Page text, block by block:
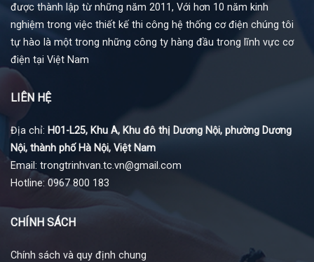
được thành lập từ những năm 2011, Với hơn 10 năm kinh
nghiệm trong việc thiết kế thi công hệ thống cơ điện chúng tôi
tự hào là một trong những công ty hàng đầu trong lĩnh vực cơ
điện tại Việt Nam
LIÊN HỆ
Địa chỉ: H01-L25, Khu A, Khu đô thị Dương Nội, phường Dương
Nội, thành phố Hà Nội, Việt Nam
Email: trongtrinhvan.tc.vn@gmail.com
Hotline: 0967 800 183
CHÍNH SÁCH
Chính sách và quy định chung